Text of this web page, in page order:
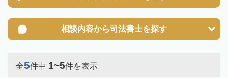
相談内容から司法書士を探す
全5件中 1~5件を表示